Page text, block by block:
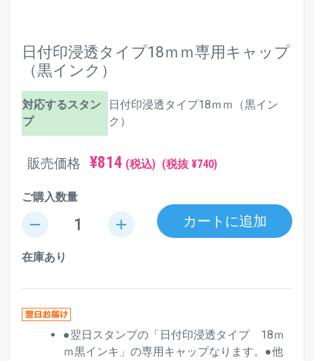
日付印浸透タイプ18ｍｍ専用キャップ
（黒インク）
対応するスタン
プ
日付印浸透タイプ18ｍｍ（黒イン
ク）
販売価格 ¥814 (税込) (税抜 ¥740)
ご購入数量
remove add カートに追加
在庫あり
●翌日スタンプの「日付印浸透タイプ 18ｍ
ｍ黒インキ」の専用キャップなります。●他